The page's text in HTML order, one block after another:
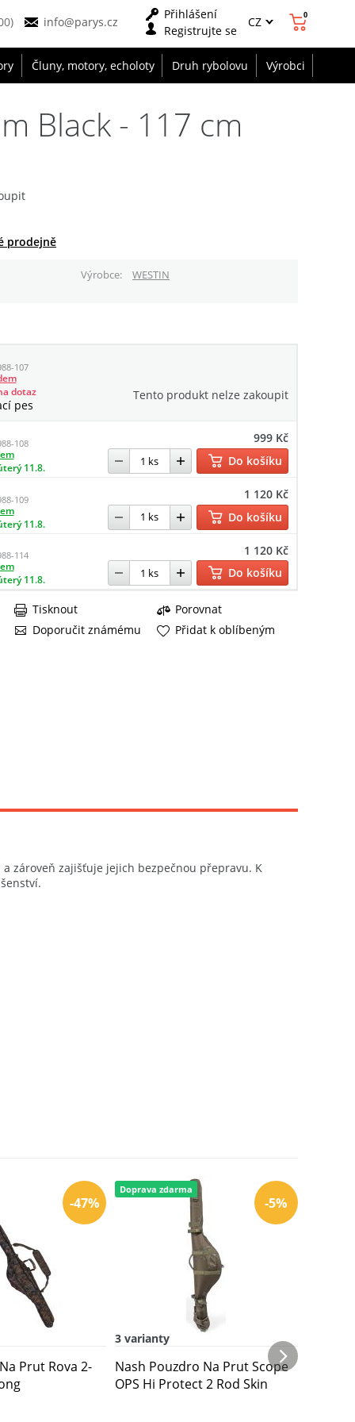
info@parys.cz
Přihlášení
Registrujte se
CZ 0
Čluny, motory, echoloty Druh rybolovu Výrobci
Black - 117 cm
prodejně
Výrobce
WESTIN
107
dotaz
pes
Tento produkt nelze zakoupit
108 999 Kč
11.8.
Do košíku
109 1 120 Kč
11.8.
Do košíku
114 1 120 Kč
11.8. Do košíku
Porovnat
Doporučit známému
Tisknout
Přidat k oblíbeným
zároveň zajišťuje jejich bezpečnou přepravu. K
-47%
Prut Rova 2-
-5%
Doprava zdarma
3 varianty
Nash Pouzdro Na Prut Scope
OPS Hi Protect 2 Rod Skin